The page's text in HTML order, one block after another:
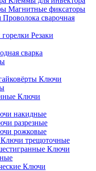
Магнитные фиксаторы
Проволока сварочная
Резаки
сварка
Ключи
Ключи
накидные
разрезные
рожковые
Ключи трещоточные
Ключи
Ключи